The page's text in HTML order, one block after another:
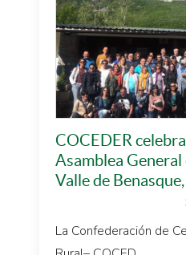
COCEDER
Asamblea General
Valle de
La Confederación de